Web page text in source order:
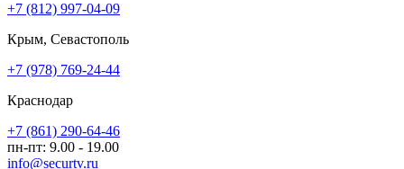
+7 (812) 997-04-09
Крым, Севастополь
+7 (978) 769-24-44
Краснодар
+7 (861) 290-64-46
пн-пт: 9.00 - 19.00
info@securtv.ru